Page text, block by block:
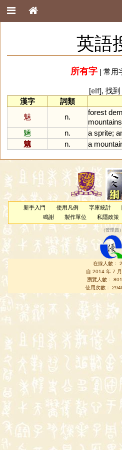
英語
所有字| 常用
[elf], 找到
漢字
詞類
魅
n.
forest
mountains
魎
n. a sprite;
魑
n. a
新手入門 使用凡例 字庫統計
鳴謝
製作單位 私隱政策
（管理員 ）
在線人數：
自 2014 年 7
瀏覽人數：
使用次數：